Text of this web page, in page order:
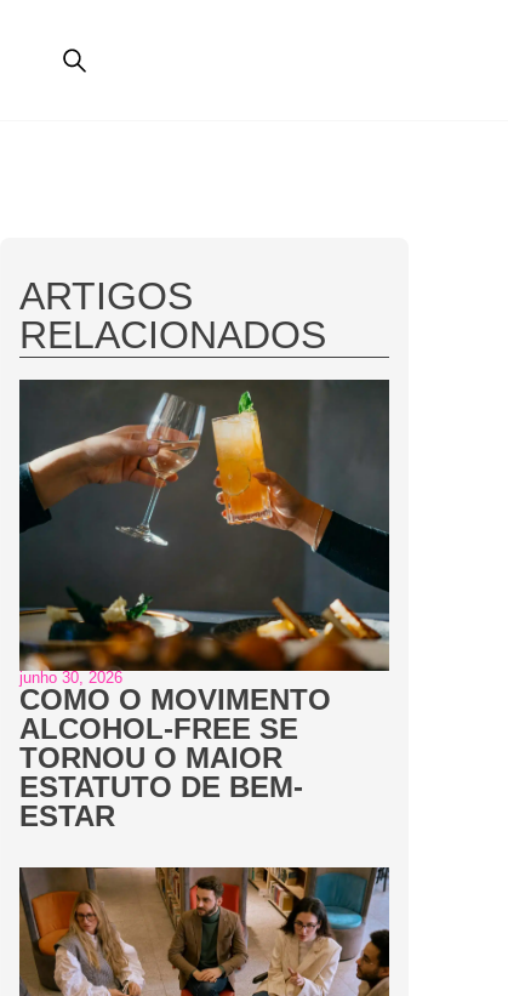
ARTIGOS
RELACIONADOS
junho 30, 2026
COMO O MOVIMENTO
ALCOHOL-FREE SE
TORNOU O MAIOR
ESTATUTO DE BEM-
ESTAR